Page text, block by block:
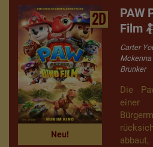
2D
Neu!
PAW
Film
Carter
Mckenna
Brunker
Die
einer